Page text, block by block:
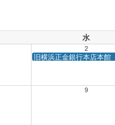
水
2
旧横浜正金銀行本店本館
9